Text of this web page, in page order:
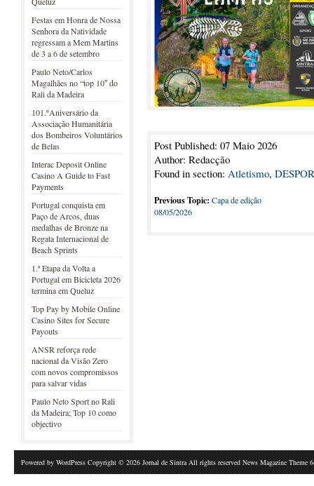
Festas em Honra de Nossa
Senhora da Natividade
regressam a Mem Martins
de 3 a 6 de setembro
Paulo Neto/Carlos
Magalhães no “top 10″ do
Rali da Madeira
101.ºAniversário da
Associação Humanitária
dos Bombeiros Voluntários
de Belas
Interac Deposit Online
Casino A Guide to Fast
Payments
Portugal conquista em
Paço de Arcos, duas
medalhas de Bronze na
Regata Internacional de
Beach Sprints
1.ª Etapa da Volta a
Portugal em Bicicleta 2026
termina em Queluz
Top Pay by Mobile Online
Casino Sites for Secure
Payouts
ANSR reforça rede
nacional da Visão Zero
com novos compromissos
para salvar vidas
Paulo Neto Sport no Rali
da Madeira; Top 10 como
objectivo
Post Published: 07 Maio 2026
Author: Redacção
Found in section: Atletismo,
Previous Topic: Capa de edição
08/05/2026
Powered by WordPress Copyright © 2026 Jornal de Sintra All rights reserved News Magazine Theme